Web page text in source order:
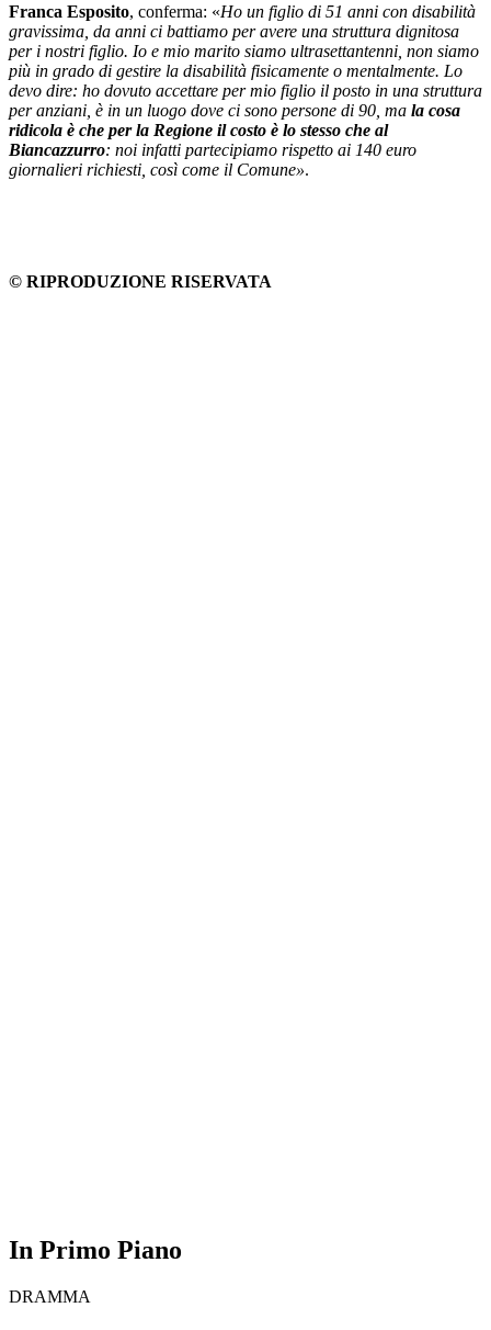
Franca Esposito, conferma: «Ho un figlio di 51 anni con disabilità
gravissima, da anni ci battiamo per avere una struttura dignitosa
per i nostri figlio. Io e mio marito siamo ultrasettantenni, non siamo
più in grado di gestire la disabilità fisicamente o mentalmente. Lo
devo dire: ho dovuto accettare per mio figlio il posto in una struttura
per anziani, è in un luogo dove ci sono persone di 90, ma la cosa
ridicola è che per la Regione il costo è lo stesso che al
Biancazzurro: noi infatti partecipiamo rispetto ai 140 euro
giornalieri richiesti, così come il Comune».
© RIPRODUZIONE RISERVATA
In Primo Piano
DRAMMA